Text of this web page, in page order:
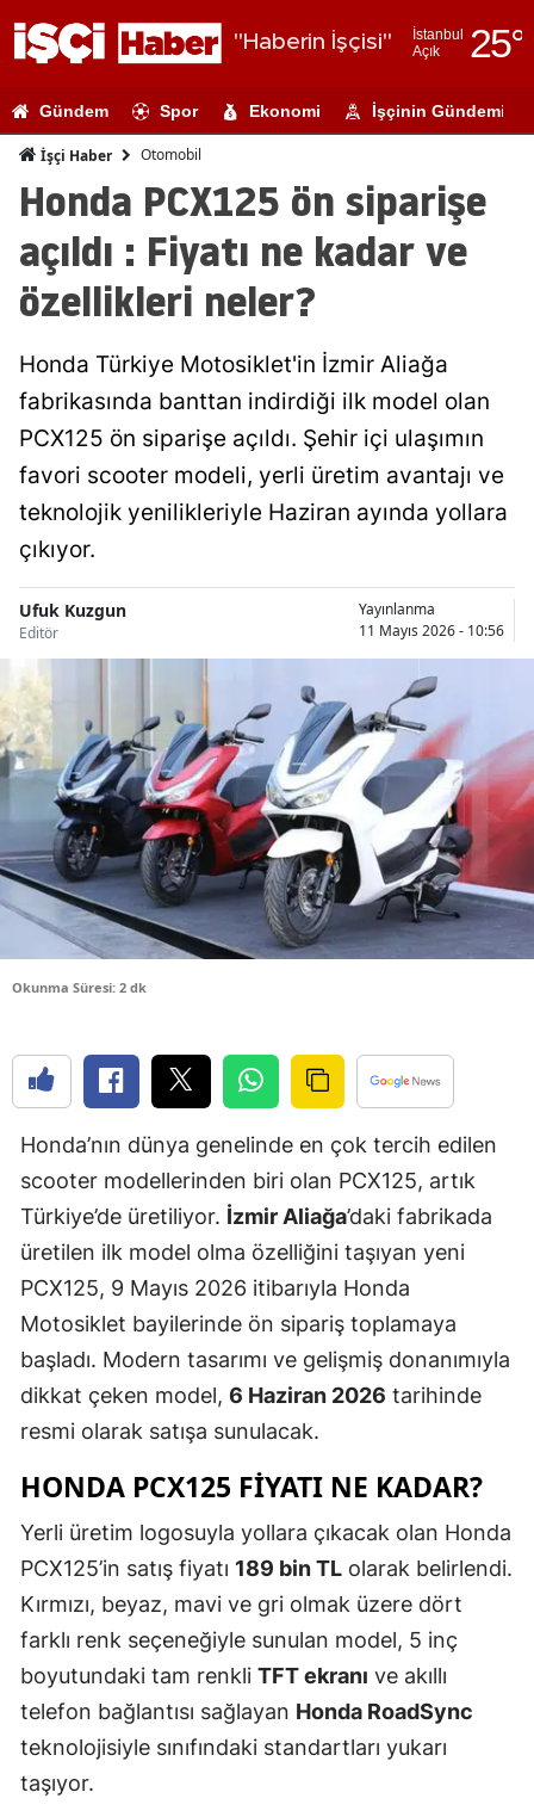
"Haberin İşçisi"
İstanbul
Açık
25°
Adıyaman
Ağrı
Amasya
Antalya
Artvin
Aydın
Balıkesir
Bitlis
Burdur
Bursa
Çanakkale
Çankırı
Çorum
Diyarbakır
Edirne
Elazığ
Erzincan
Erzurum
Gaziantep
Giresun
Hakkari
Hatay
Mersin
İstanbul
Gündem Spor Ekonomi İşçinin Gündemi
İşçi Haber Otomobil
Honda PCX125 ön siparişe
açıldı : Fiyatı ne kadar ve
özellikleri neler?
Honda Türkiye Motosiklet'in İzmir Aliağa
fabrikasında banttan indirdiği ilk model olan
PCX125 ön siparişe açıldı. Şehir içi ulaşımın
favori scooter modeli, yerli üretim avantajı ve
teknolojik yenilikleriyle Haziran ayında yollara
çıkıyor.
Ufuk Kuzgun
Editör
Yayınlanma
11 Mayıs 2026 - 10:56
Okunma Süresi: 2 dk
Honda’nın dünya genelinde en çok tercih edilen
scooter modellerinden biri olan PCX125, artık
Türkiye’de üretiliyor. İzmir Aliağa’daki fabrikada
üretilen ilk model olma özelliğini taşıyan yeni
PCX125, 9 Mayıs 2026 itibarıyla Honda
Motosiklet bayilerinde ön sipariş toplamaya
başladı. Modern tasarımı ve gelişmiş donanımıyla
dikkat çeken model, 6 Haziran 2026 tarihinde
resmi olarak satışa sunulacak.
HONDA PCX125 FIYATI NE KADAR?
Yerli üretim logosuyla yollara çıkacak olan Honda
PCX125’in satış fiyatı 189 bin TL olarak belirlendi.
Kırmızı, beyaz, mavi ve gri olmak üzere dört
farklı renk seçeneğiyle sunulan model, 5 inç
boyutundaki tam renkli TFT ekranı ve akıllı
telefon bağlantısı sağlayan Honda RoadSync
teknolojisiyle sınıfındaki standartları yukarı
taşıyor.